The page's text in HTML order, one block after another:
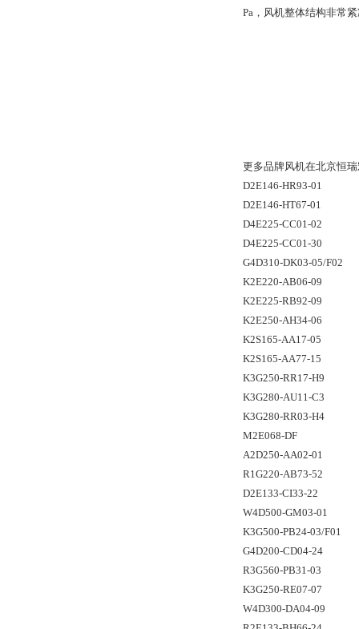
Pa，风机整体结构非常
更多品牌风机在北京恒
D2E146-HR93-01
D2E146-HT67-01
D4E225-CC01-02
D4E225-CC01-30
G4D310-DK03-05/F02
K2E220-AB06-09
K2E225-RB92-09
K2E250-AH34-06
K2S165-AA17-05
K2S165-AA77-15
K3G250-RR17-H9
K3G280-AU11-C3
K3G280-RR03-H4
M2E068-DF
A2D250-AA02-01
R1G220-AB73-52
D2E133-CI33-22
W4D500-GM03-01
K3G500-PB24-03/F01
G4D200-CD04-24
R3G560-PB31-03
K3G250-RE07-07
W4D300-DA04-09